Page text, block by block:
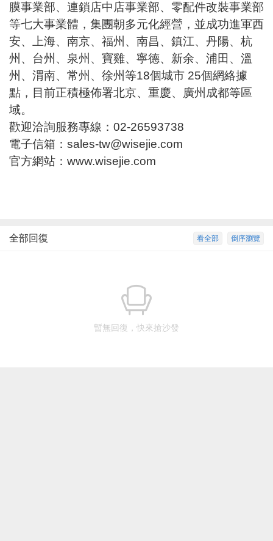
膜事業部、連鎖店中店事業部、零配件改裝事業部
等七大事業體，集團朝多元化經營，並成功進軍西
安、上海、南京、福州、南昌、鎮江、丹陽、杭
州、台州、泉州、寶雞、寧德、新余、浦田、溫
州、渭南、常州、徐州等18個城市 25個網絡據
點，目前正積極佈署北京、重慶、廣州成都等區
域。
歡迎洽詢服務專線：02-26593738
電子信箱： sales-tw@wisejie.com
官方網站： www.wisejie.com
倒序瀏覽
看全部
全部回復
暫無回復，快來搶沙發